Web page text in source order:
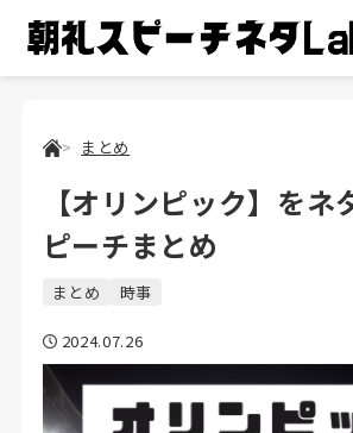
まとめ
【オリンピック】をネ
ピーチまとめ
まとめ 時事
2024.07.26